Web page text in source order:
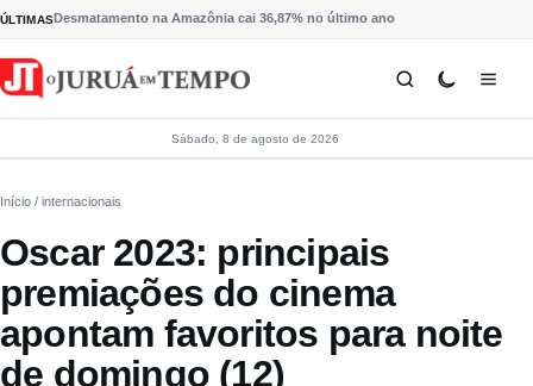
Pular para o conteúdo
ÚLTIMASDesmatamento na Amazônia cai 36,87% no último ano
Sábado, 8 de agosto de 2026
Início / internacionais
Oscar 2023: principais
premiações do cinema
apontam favoritos para noite
de domingo (12)